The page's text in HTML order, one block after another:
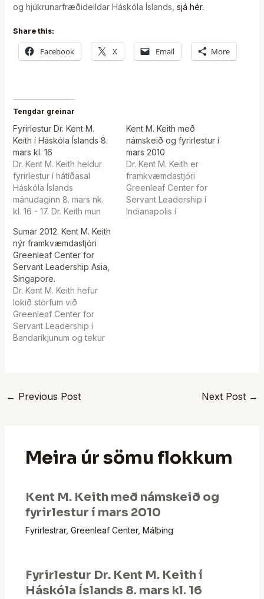
og hjúkrunarfræðideildar Háskóla Íslands, sjá hér.
Share this:
Facebook X Email More
Tengdar greinar
Fyrirlestur Dr. Kent M.
Keith í Háskóla Íslands 8.
mars kl. 16
Dr. Kent M. Keith heldur
fyrirlestur í hátíðasal
Háskóla Íslands
mánudaginn 8. mars nk.
kl. 16 - 17. Dr. Keith mun
undir yfirskriftinni Servant
Leadership: Ethical,
Practical, and meaningful.
Fyrirlesturinn er öllum
opinn og er skipulagður í
samvinnu
viðskiptafræðideildar,
guðfræði- og
trúarbragafræðideildar og
hjúkrunarfræðideildar
Kent M. Keith með
námskeið og fyrirlestur í
mars 2010
Dr. Kent M. Keith er
framkvæmdastjóri
Greenleaf Center for
Servant Leadership í
Indianapolis í
Sumar 2012. Kent M. Keith
nýr framkvæmdastjóri
Greenleaf Center for
Servant Leadership Asia,
Singapore.
Dr. Kent M. Keith hefur
lokið störfum við
Greenleaf Center for
Servant Leadership í
Bandaríkjunum og tekur
sem er staðsett í
landi (Greenleaf Center
Iceland) sem er ein af
← Previous Post Next Post →
Meira úr sömu flokkum
Kent M. Keith með námskeið og
fyrirlestur í mars 2010
Fyrirlestrar, Greenleaf Center, Málþing
Fyrirlestur Dr. Kent M. Keith í
Háskóla Íslands 8. mars kl. 16